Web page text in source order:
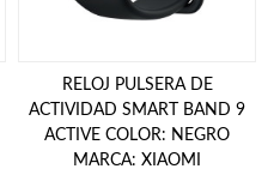
RELOJ PULSERA DE
ACTIVIDAD SMART BAND 9
ACTIVE COLOR: NEGRO
MARCA: XIAOMI